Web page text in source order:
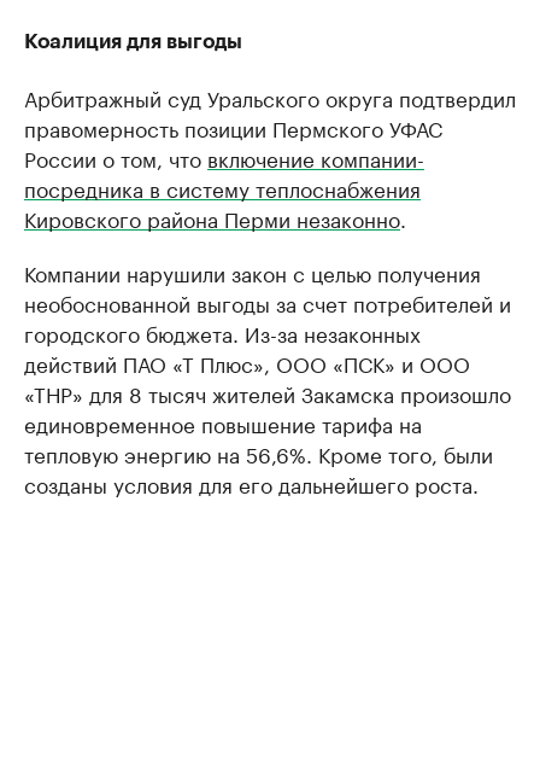
Коалиция для выгоды
Арбитражный суд Уральского округа подтвердил
правомерность позиции Пермского УФАС
России о том, что включение компании-
посредника в систему теплоснабжения
Кировского района Перми незаконно
Компании нарушили закон с целью получения
необоснованной выгоды за счет потребителей и
городского бюджета. Из-за незаконных
действий ПАО «Т Плюс», ООО «ПСК» и ООО
«ТНР» для 8 тысяч жителей Закамска произошло
единовременное повышение тарифа на
тепловую энергию на 56,6%. Кроме того, были
созданы условия для его дальнейшего роста.